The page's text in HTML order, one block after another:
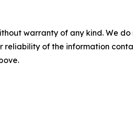
warranty of any kind. We
reliability of the information